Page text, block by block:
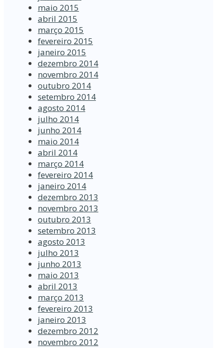
maio 2015
abril 2015
março 2015
fevereiro 2015
janeiro 2015
dezembro 2014
novembro 2014
outubro 2014
setembro 2014
agosto 2014
julho 2014
junho 2014
maio 2014
abril 2014
março 2014
fevereiro 2014
janeiro 2014
dezembro 2013
novembro 2013
outubro 2013
setembro 2013
agosto 2013
julho 2013
junho 2013
maio 2013
abril 2013
março 2013
fevereiro 2013
janeiro 2013
dezembro 2012
novembro 2012